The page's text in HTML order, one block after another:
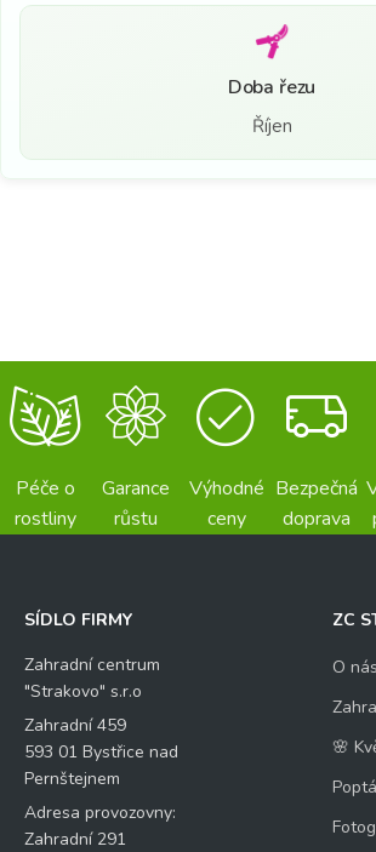
Doba řezu
Říjen
Péče o
rostliny
Garance
růstu
Výhodné
ceny
Bezpečná
doprava
SÍDLO FIRMY
Zahradní centrum
"Strakovo" s.r.o
Zahradní 459
593 01 Bystřice nad
Pernštejnem
Adresa provozovny:
Zahradní 291
ZC
O nás
🌸